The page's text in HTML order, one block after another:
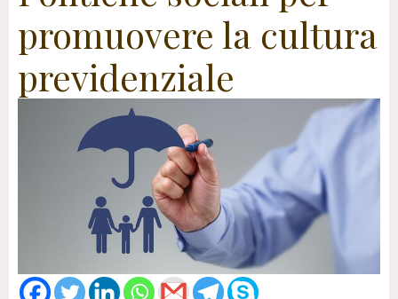
promuovere la cultura
previdenziale